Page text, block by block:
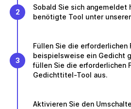
2
Sobald Sie sich angemeldet
benötigte Tool unter
3
Füllen Sie die erforderlichen
beispielsweise ein Gedicht
füllen Sie die erforderlichen
Gedichttitel-Tool aus.
Aktivieren Sie den